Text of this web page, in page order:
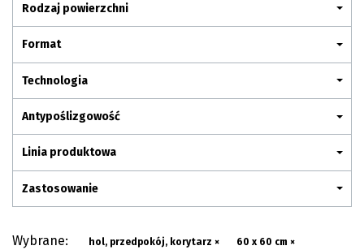
Rodzaj powierzchni
Format
Technologia
Antypoślizgowość
Linia produktowa
Zastosowanie
Wybrane: hol, przedpokój, korytarz × 60 x 60 cm ×
Komunikacja z akcjonariuszami